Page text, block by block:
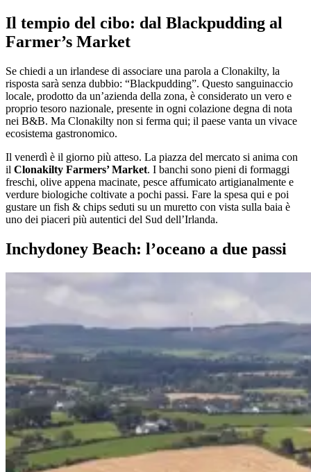
Il tempio del cibo: dal Blackpudding al
Farmer’s Market
Se chiedi a un irlandese di associare una parola a Clonakilty, la
risposta sarà senza dubbio: “Blackpudding”. Questo sanguinaccio
locale, prodotto da un’azienda della zona, è considerato un vero e
proprio tesoro nazionale, presente in ogni colazione degna di nota
nei B&B. Ma Clonakilty non si ferma qui; il paese vanta un vivace
ecosistema gastronomico.
Il venerdì è il giorno più atteso. La piazza del mercato si anima con
il Clonakilty Farmers’ Market. I banchi sono pieni di formaggi
freschi, olive appena macinate, pesce affumicato artigianalmente e
verdure biologiche coltivate a pochi passi. Fare la spesa qui e poi
gustare un fish & chips seduti su un muretto con vista sulla baia è
uno dei piaceri più autentici del Sud dell’Irlanda.
Inchydoney Beach: l’oceano a due passi